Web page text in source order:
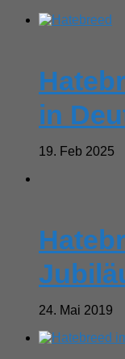
in
19. Feb 2025
24. Mai 2019